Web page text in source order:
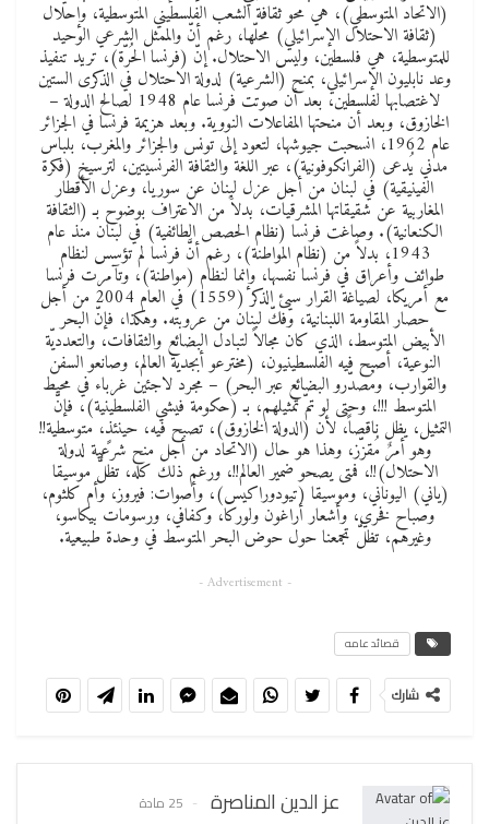
(الاتحاد المتوسطي)، هي محو ثقافة الشعب الفلسطيني المتوسطية، وإحلال
(ثقافة الاحتلال الإسرائيلي) محلّها، رغم أنّ والممثل الشرعي الوحيد
للمتوسطية، هي فلسطين، وليس الاحتلال. إنّ (فرنسا الحُرّة)، تريد تنفيذ
وعد نابليون الإسرائيلي، بمنح (الشرعية) لدولة الاحتلال في الذكرى الستين
لاغتصابها لفلسطين، بعد أن صوتت فرنسا عام 1948 لصالح الدولة –
الخازوق، وبعد أن منحتها المفاعلات النووية. وبعد هزيمة فرنسا في الجزائر
عام 1962، انسحبت جيوشها، لتعود إلى تونس والجزائر والمغرب، بلباس
مدني يُدعى (الفرانكوفونية)، عبر اللغة والثقافة الفرنسيتين، لترسيخ (فكرة
الفينيقية) في لبنان من أجل عزل لبنان عن سوريا، وعزل الأقطار
المغاربية عن شقيقاتها المشرقيات، بدلاًَ من الاعتراف بوضوح بـ (الثقافة
الكنعانية). وصاغت فرنسا (نظام الحصص الطائفية) في لبنان منذ عام
1943، بدلاً من (نظام المواطنة)، رغم أنَّ فرنسا لم تؤسس لنظام
طوائف وأعراق في فرنسا نفسها، وإنما لنظام (مواطنة)، وتآمرت فرنسا
مع أمريكا، لصياغة القرار سيئ الذكر (1559) في العام 2004 من أجل
حصار المقاومة اللبنانية، وفكّ لبنان من عروبته. وهكذا، فإنّ البحر
الأبيض المتوسط، الذي كان مجالاً لتبادل البضائع والثقافات، والتعدديّة
النوعية، أصبح فيه الفلسطينيون، (مخترعو أبجدية العالم، وصانعو السفن
والقوارب، ومُصدّرو البضائع عبر البحر) – مجرد لاجئين غرباء في محيط
المتوسط !!!، وحتى لو تمّ تمثيلهم، بـ (حكومة فيشي الفلسطينية)، فإنّ
التمثيل، يظل ناقصاً، لأن (الدولة الخازوق)، تصبح فيه، حينئذٍ، متوسطية!!
وهو أمرٌ مُقزّز، وهذا هو حال (الاتحاد من أجل منح شرعية لدولة
الاحتلال)!!، فمتى يصحو ضمير العالم!!، ورغم ذلك كله، تظلُّ موسيقا
(ياني) اليوناني، وموسيقا (تيودوراكيس)، وأصوات: فيروز، وأم كلثوم،
وصباح فخري، وأشعار أراغون ولوركا، وكفافي، ورسومات بيكاسو،
وغيرهم، تظلُّ تجمعنا حول حوض البحر المتوسط في وحدة طبيعية.
- Advertisement -
قصائد عامه
شارك
عز الدين المناصرة 25 مادة